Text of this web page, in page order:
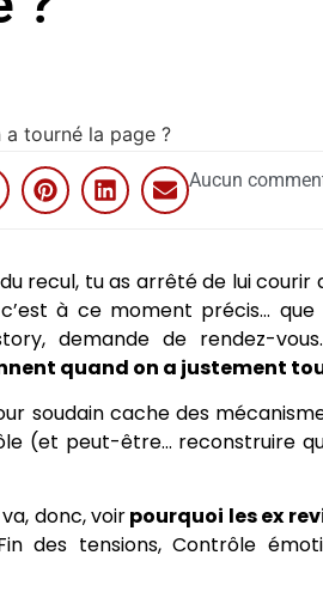
tourné la page ?
Aucun
recul, tu as arrêté de lui courir
à ce moment précis… que
demande de rendez-
quand on a justement
soudain cache des
(et peut-être… reconstruire
donc, voirpourquoi les ex
des tensions, Contrôle